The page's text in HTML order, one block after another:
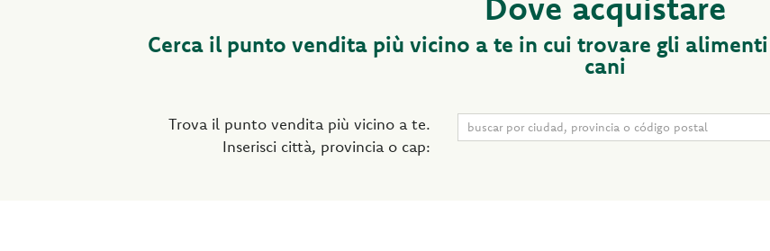
Cerca il punto vendita più vicino a te in cui trovare gli
cani
Trova il punto vendita più vicino a te.
Inserisci città, provincia o cap: